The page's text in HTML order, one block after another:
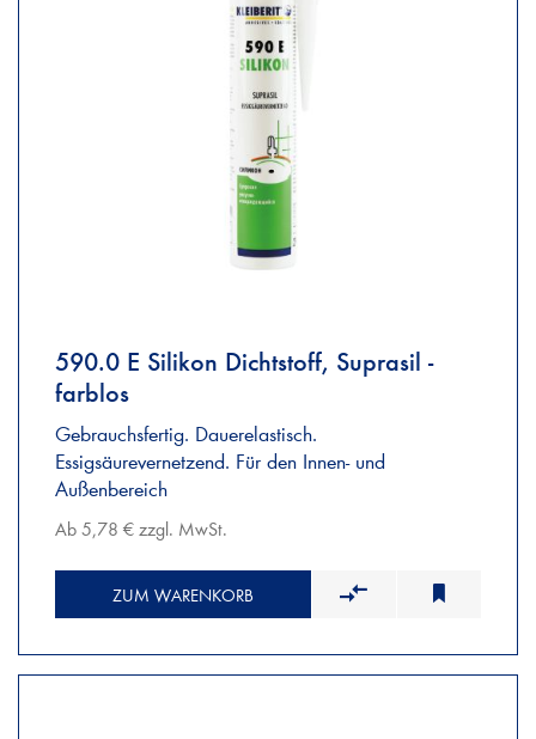
590.0 E Silikon Dichtstoff, Suprasil -
farblos
Gebrauchsfertig. Dauerelastisch.
Essigsäurevernetzend. Für den Innen- und
Außenbereich
Ab 5,78 € zzgl. MwSt.
ZUM WARENKORB